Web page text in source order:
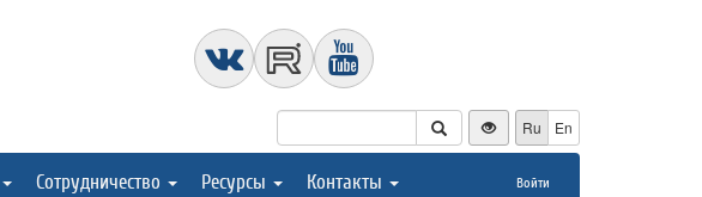
Ru En
Сотрудничество Ресурсы Контакты Войти